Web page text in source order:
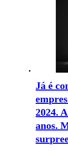
Já é
2024.
anos.